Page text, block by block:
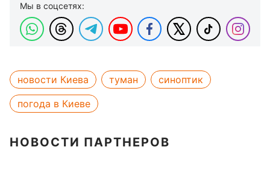
Мы в соцсетях:
новости Киева туман
синоптик
погода в Киеве
НОВОСТИ ПАРТНЕРОВ